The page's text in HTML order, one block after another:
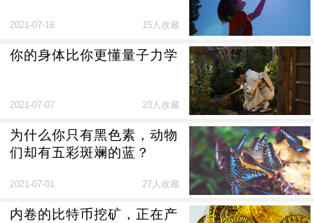
2021-07-16 15人收藏
你的身体比你更懂量子力学
2021-07-07 23人收藏
为什么你只有黑色素，动物
们却有五彩斑斓的蓝？
2021-07-01 27人收藏
内卷的比特币挖矿，正在产